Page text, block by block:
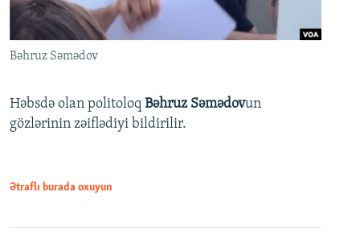
Bəhruz Səmədov
Həbsdə olan politoloq Bəhruz Səmədovun
gözlərinin zəiflədiyi bildirilir.
Ətraflı burada oxuyun